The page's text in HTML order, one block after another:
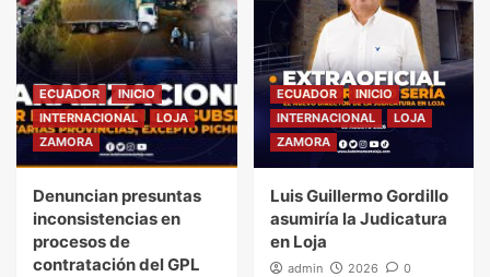
ECUADOR
INICIO
INTERNACIONAL
LOJA
ZAMORA
Denuncian presuntas
inconsistencias en
procesos de
contratación del GPL
ECUADOR
INICIO
INTERNACIONAL
LOJA
ZAMORA
Luis Guillermo Gordillo
asumiría la Judicatura
en Loja
admin 2026 0